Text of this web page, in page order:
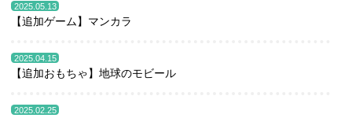
2025.05.13
【追加ゲーム】マンカラ
2025.04.15
【追加おもちゃ】地球のモビール
2025.02.25